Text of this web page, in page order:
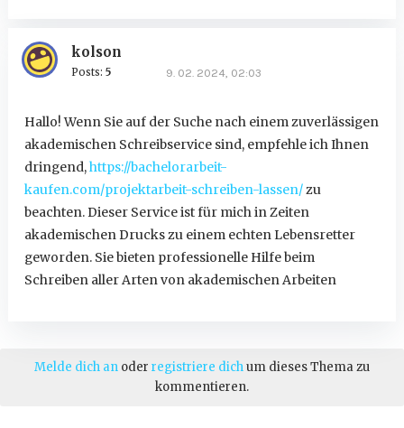
kolson
Posts: 5 9. 02. 2024, 02:03
Hallo! Wenn Sie auf der Suche nach einem zuverlässigen
akademischen Schreibservice sind, empfehle ich Ihnen
dringend,https://bachelorarbeit-
kaufen.com/projektarbeit-schreiben-lassen/zu
beachten. Dieser Service ist für mich in Zeiten
akademischen Drucks zu einem echten Lebensretter
geworden. Sie bieten professionelle Hilfe beim
Schreiben aller Arten von akademischen Arbeiten
Melde dich an oder registriere dichum dieses Thema zu
kommentieren.